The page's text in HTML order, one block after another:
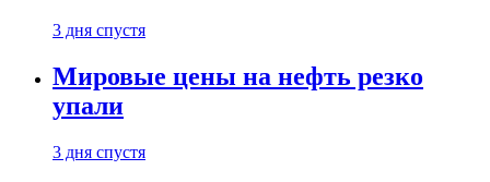
3 дня спустя
Мировые цены на нефть резко
упали
3 дня спустя